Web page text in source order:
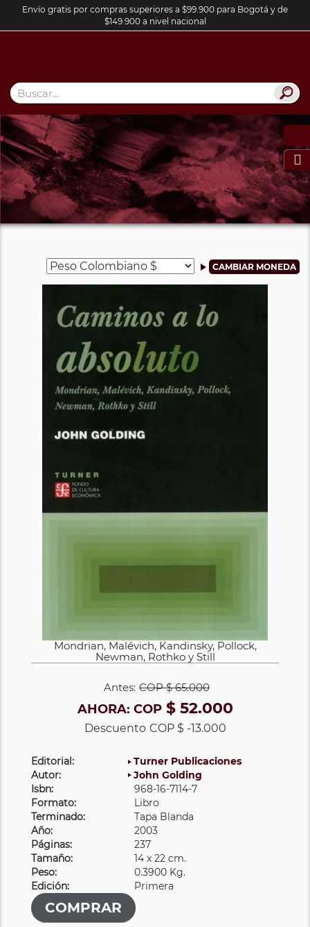
Envío gratis por compras superiores a $99.900 para Bogotá y de
$149.900 a nivel nacional

Mondrian, Malévich, Kandinsky, Pollock,
Newman, Rothko y Still
Antes: COP$ 65.000
AHORA: COP$ 52.000
Descuento COP $ -13.000
Editorial:
Turner Publicaciones
Autor:
John Golding
Isbn:
968-16-7114-7
Formato:
Libro
Terminado:
Tapa Blanda
Año:
2003
Páginas:
237
Tamaño:
14 x 22 cm.
Peso:
0.3900 Kg.
Edición:
Primera